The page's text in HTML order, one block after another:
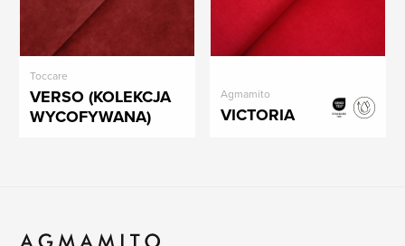
Toccare
VERSO (KOLEKCJA
WYCOFYWANA)
Agmamito
VICTORIA